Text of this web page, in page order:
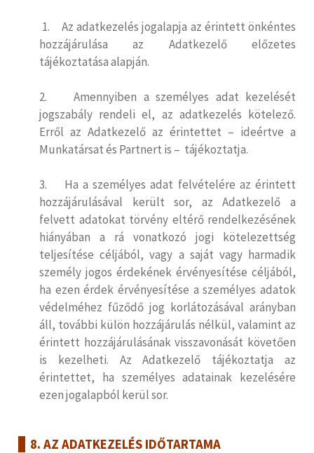
1. Az adatkezelés jogalapja az érintett önkéntes
hozzájárulása az Adatkezelő előzetes
tájékoztatása alapján.
2. Amennyiben a személyes adat kezelését
jogszabály rendeli el, az adatkezelés kötelező.
Erről az Adatkezelő az érintettet – ideértve a
Munkatársat és Partnert is – tájékoztatja.
3. Ha a személyes adat felvételére az érintett
hozzájárulásával került sor, az Adatkezelő a
felvett adatokat törvény eltérő rendelkezésének
hiányában a rá vonatkozó jogi kötelezettség
teljesítése céljából, vagy a saját vagy harmadik
személy jogos érdekének érvényesítése céljából,
ha ezen érdek érvényesítése a személyes adatok
védelméhez fűződő jog korlátozásával arányban
áll, további külön hozzájárulás nélkül, valamint az
érintett hozzájárulásának visszavonását követően
is kezelheti. Az Adatkezelő tájékoztatja az
érintettet, ha személyes adatainak kezelésére
ezen jogalapból kerül sor.
8. AZ ADATKEZELÉS IDŐTARTAMA